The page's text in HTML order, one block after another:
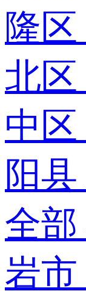
隆区
北区
中区
阳县
全部
岩市